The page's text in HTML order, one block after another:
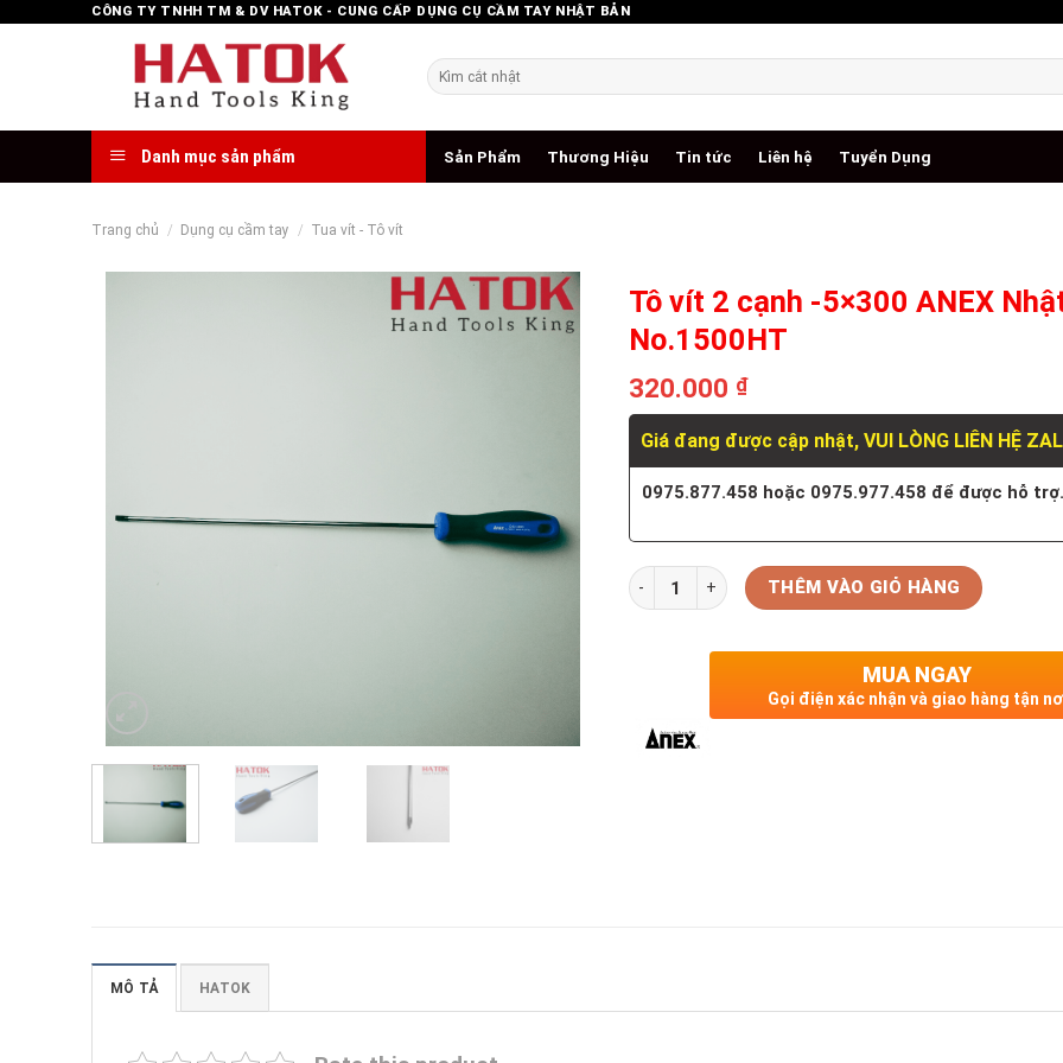
CÔNG TY TNHH TM & DV HATOK - CUNG CẤP DỤNG CỤ CẦM TAY NHẬT BẢN
Tìm
kiếm:
Danh mục sản phẩm Sản Phẩm Thương Hiệu Tin tức Liên hệ Tuyển Dụng
Trang chủ / Dụng cụ cầm tay / Tua vít - Tô vít
Tô vít 2 cạnh -5×300 ANEX
No.1500HT
320.000 ₫
Giá đang được cập nhật, VUI LÒNG LIÊN HỆ
0975.877.458 hoặc 0975.977.458 để được hỗ
Số lượng THÊM VÀO GIỎ HÀNG
MUA NGAY
Gọi điện xác nhận và giao hàng tận
MÔ TẢ HATOK